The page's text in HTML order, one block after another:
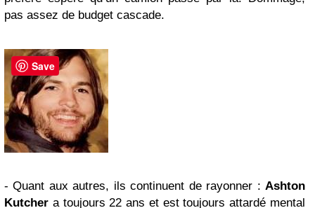
pas assez de budget cascade.
- Quant aux autres, ils continuent de rayonner : Ashton
Kutcher a toujours 22 ans et est toujours attardé mental
Save